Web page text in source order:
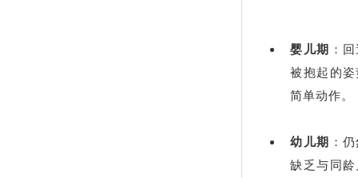
婴儿期 ：
被抱起的
简单动作。
幼儿期 ：
缺乏与同